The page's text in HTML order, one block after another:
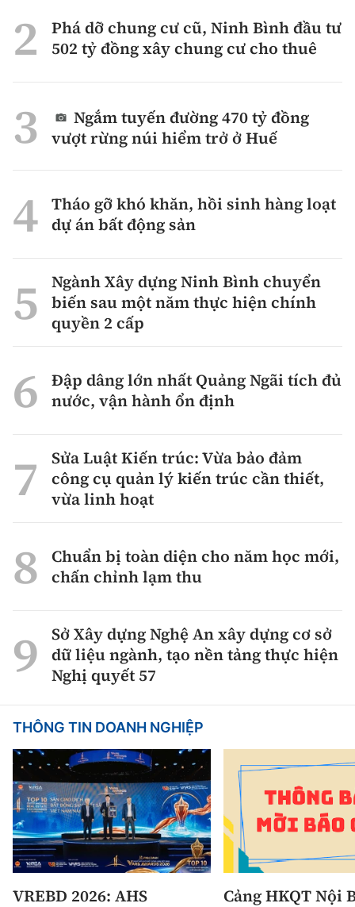
Phá dỡ chung cư cũ, Ninh Bình đầu tư
502 tỷ đồng xây chung cư cho thuê
Ngắm tuyến đường 470 tỷ đồng
vượt rừng núi hiểm trở ở Huế
Tháo gỡ khó khăn, hồi sinh hàng loạt
dự án bất động sản
Ngành Xây dựng Ninh Bình chuyển
biến sau một năm thực hiện chính
quyền 2 cấp
Đập dâng lớn nhất Quảng Ngãi tích đủ
nước, vận hành ổn định
Sửa Luật Kiến trúc: Vừa bảo đảm
công cụ quản lý kiến trúc cần thiết,
vừa linh hoạt
Chuẩn bị toàn diện cho năm học mới,
chấn chỉnh lạm thu
Sở Xây dựng Nghệ An xây dựng cơ sở
dữ liệu ngành, tạo nền tảng thực hiện
Nghị quyết 57
THÔNG TIN DOANH NGHIỆP
VREBD 2026: AHS
Cảng HKQT Nội